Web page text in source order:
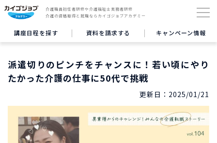
介護職員初任者研修や介護福祉士実務者研修
介護の資格取得と就職ならカイゴジョブアカデミー
講座日程を探す 資料を請求する キャンペーン情報
派遣切りのピンチをチャンスに！若い頃にやり
たかった介護の仕事に50代で挑戦
更新日： 2025/01/21